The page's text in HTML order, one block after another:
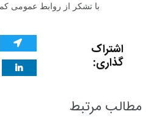
با تشکر از روابط عمومی
اشتراک
گذاری:
مطالب مرتبط